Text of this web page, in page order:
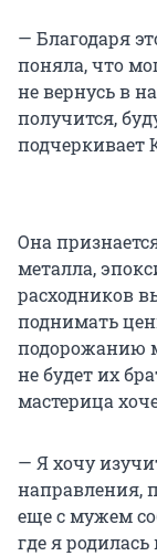
— Благодаря
поняла, что
не вернусь в
получится,
подчеркивает
Она
металла,
расходников
поднимать
подорожанию
не будет их
мастерица
— Я хочу
направления,
еще с мужем
где я